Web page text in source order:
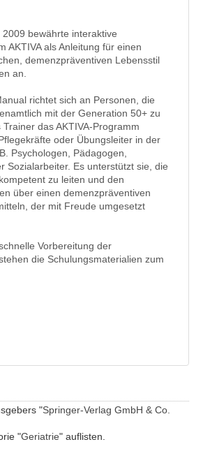
bewährte interaktive
AKTIVA als Anleitung für einen
demenzpräventiven Lebensstil
an.
richtet sich an Personen, die
mit der Generation 50+ zu
das AKTIVA-Programm
oder Übungsleiter in der
Psychologen, Pädagogen,
Sozialarbeiter. Es unterstützt sie, die
zu leiten und den
über einen demenzpräventiven
der mit Freude umgesetzt
Vorbereitung der
die Schulungsmaterialien zum
"Springer-Verlag GmbH & Co.
"Geriatrie" auflisten.